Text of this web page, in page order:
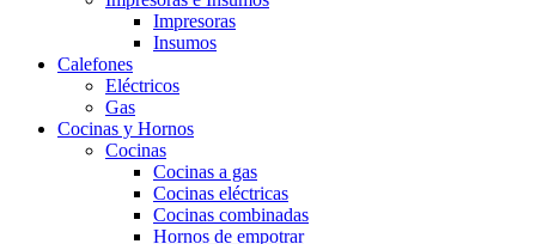
Impresoras
Insumos
Calefones
Eléctricos
Gas
Cocinas y Hornos
Cocinas
Cocinas a gas
Cocinas eléctricas
Cocinas combinadas
Hornos de empotrar